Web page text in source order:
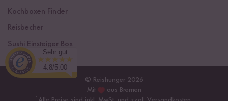
Kochboxen Finder
Reisbecher
Sushi Einsteiger Box
© Reishunger 2026
Mit
aus Bremen
¹
Sehr gut
4.8/5.00